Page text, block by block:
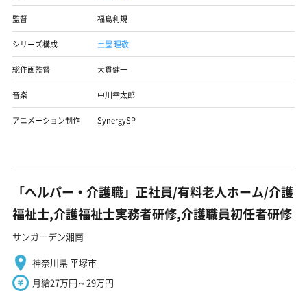
監督 福島利規
シリーズ構成 土屋 理敬
総作画監督 大貫健一
音楽 中川幸太郎
アニメーション制作 SynergySP
「ヘルパー・介護職」正社員/有料老人ホーム/介護
福祉士,介護福祉士実務者研修,介護職員初任者研修
サンガーデン湘南
神奈川県 平塚市
月給27万円～29万円